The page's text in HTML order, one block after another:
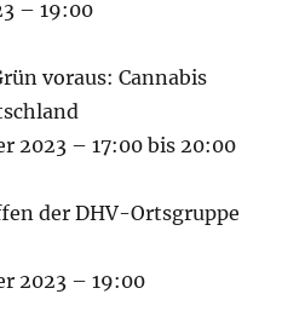
– 19:00
voraus: Cannabis
2023 – 17:00 bis 20:00
der DHV-Ortsgruppe
2023 – 19:00